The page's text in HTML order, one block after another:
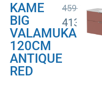
KAME
BIG
VALAMUKAPP
120CM
ANTIQUE
RED
459.00€
413.10